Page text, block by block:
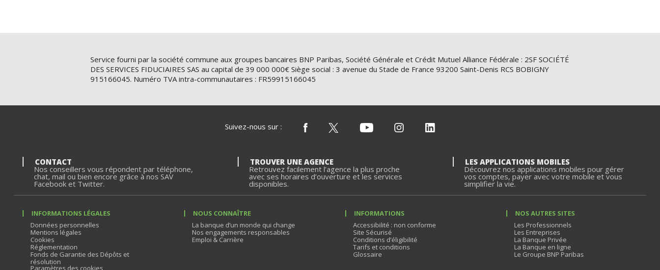
Service fourni par la société commune aux groupes bancaires BNP Paribas, Société Générale et Crédit Mutuel Alliance Fédérale : 2SF SOCIÉTÉ
DES SERVICES FIDUCIAIRES SAS au capital de 39 000 000€ Siège social : 3 avenue du Stade de France 93200 Saint-Denis RCS BOBIGNY
915166045. Numéro TVA intra-communautaires : FR59915166045
Suivez-nous sur :
CONTACT
Nos conseillers vous répondent par téléphone,
chat, mail ou bien encore grâce à nos SAV
Facebook et Twitter.
TROUVER UNE AGENCE
Retrouvez facilement l’agence la plus proche
avec ses horaires d’ouverture et les services
disponibles.
LES APPLICATIONS MOBILES
Découvrez nos applications mobiles pour gérer
vos comptes, payer avec votre mobile et vous
simplifier la vie.
INFORMATIONS LÉGALES
Données personnelles
Mentions légales
Cookies
Réglementation
Fonds de Garantie des Dépôts et
résolution
Paramètres des cookies
NOUS CONNAÎTRE
La banque d’un monde qui change
Nos engagements responsables
Emploi & Carrière
INFORMATIONS
Accessibilité : non conforme
Site Sécurisé
Conditions d’éligibilité
Tarifs et conditions
Glossaire
NOS AUTRES SITES
Les Professionnels
Les Entreprises
La Banque Privée
La Banque en ligne
Le Groupe BNP Paribas